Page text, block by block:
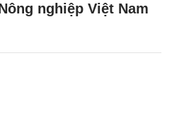
nghiệp Việt Nam